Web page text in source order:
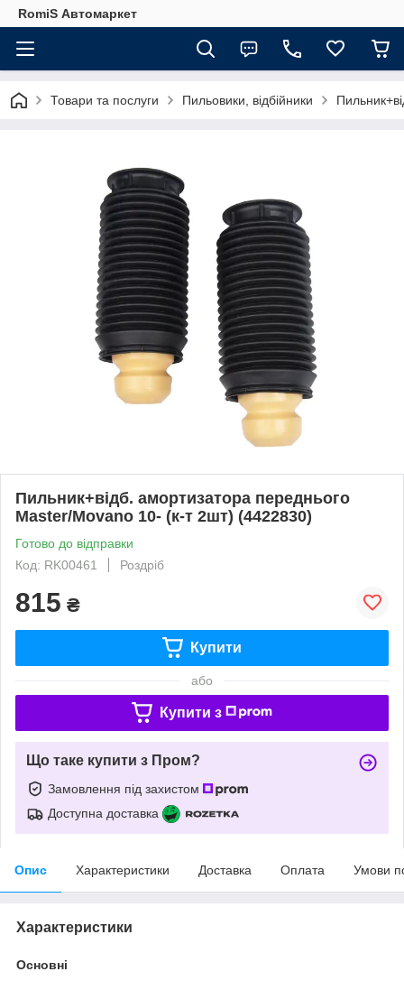
RomiS Автомаркет
Товари та послуги Пильовики, відбійники
Пильник+відб. амортизатора переднього
Master/Movano 10- (к-т 2шт) (4422830)
Готово до відправки
Код: RK00461
Роздріб
815 ₴
Купити
або
Купити з
Що таке купити з Пром?
Замовлення під захистом
Доступна доставка
Опис Характеристики Доставка Оплата Умови
Характеристики
Основні